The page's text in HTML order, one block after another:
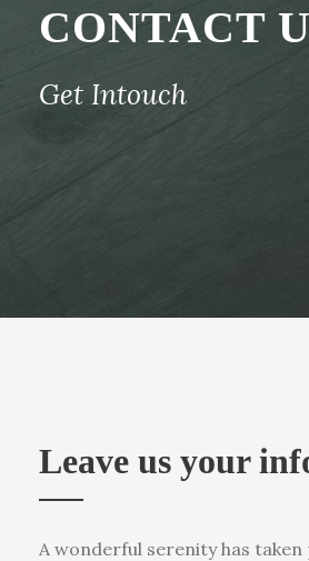
CONTACT
Get Intouch
Leave us your
A wonderful serenity has taken